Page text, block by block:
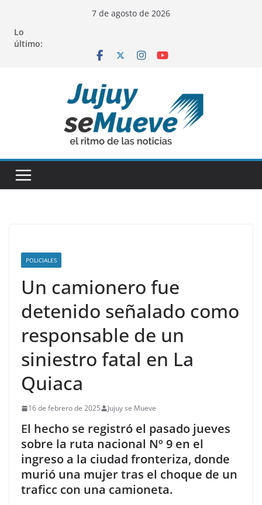
contenido
7 de agosto de 2026
Lo
último:
POLICIALES
Un camionero fue
detenido señalado como
responsable de un
siniestro fatal en La
Quiaca
16 de febrero de 2025 Jujuy se Mueve
El hecho se registró el pasado jueves
sobre la ruta nacional Nº 9 en el
ingreso a la ciudad fronteriza, donde
murió una mujer tras el choque de un
traficc con una camioneta.